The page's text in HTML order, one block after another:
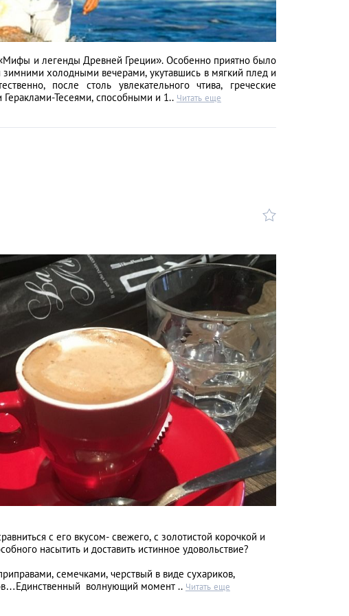
и легенды Древней Греции». Особенно приятно было
холодными вечерами, укутавшись в мягкий плед и
после столь увлекательного чтива, греческие
Тесеями, способными и 1.. Читать еще
с его вкусом- свежего, с золотистой корочкой и
насытить и доставить истинное удовольствие?
семечками, черствый в виде сухариков,
волнующий момент .. Читать еще
Афанасьева